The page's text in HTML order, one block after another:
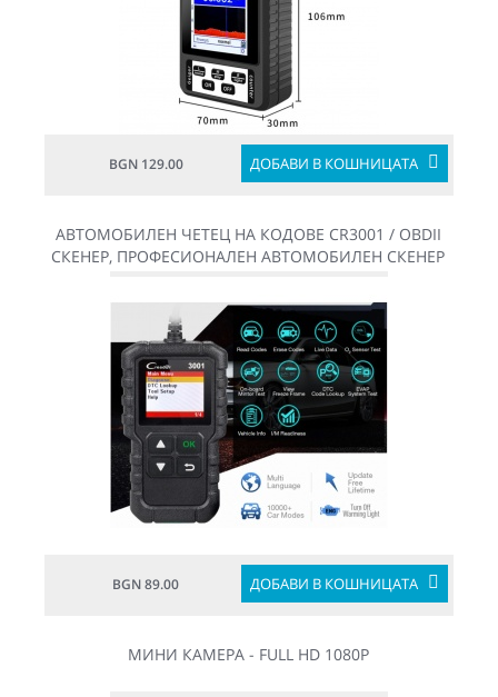
ДОБАВИ В КОШНИЦАТА
BGN 129.00
АВТОМОБИЛЕН ЧЕТЕЦ НА КОДОВЕ CR3001 / OBDII
СКЕНЕР, ПРОФЕСИОНАЛЕН АВТОМОБИЛЕН СКЕНЕР
ДОБАВИ В КОШНИЦАТА
BGN 89.00
МИНИ КАМЕРА - FULL HD 1080P